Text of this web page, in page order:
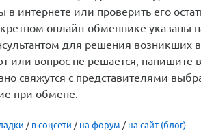
интернете или проверить его
онлайн-обменнике указаны
для решения
или вопрос не решается, напишите
свяжутся с представителями
при обмене.
/ в соцсети / на форум / на сайт (блог)